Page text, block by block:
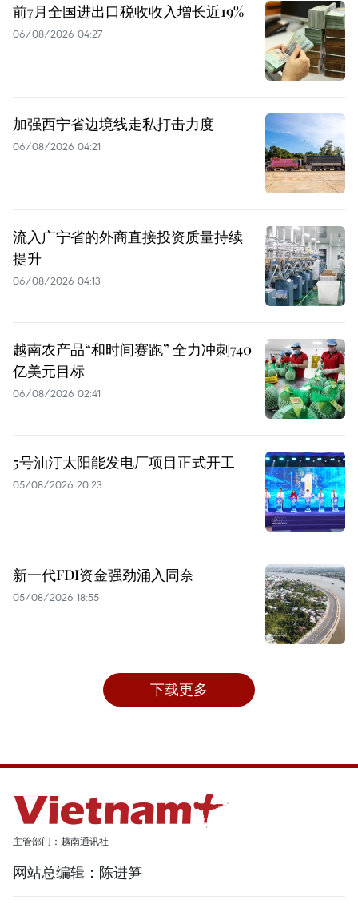
前7月全国进出口税收收入增长近19%
06/08/2026 04:27
加强西宁省边境线走私打击力度
06/08/2026 04:21
流入广宁省的外商直接投资质量持续
提升
06/08/2026 04:13
越南农产品“和时间赛跑” 全力冲刺740
亿美元目标
06/08/2026 02:41
5号油汀太阳能发电厂项目正式开工
05/08/2026 20:23
新一代FDI资金强劲涌入同奈
05/08/2026 18:55
下载更多
主管部门：越南通讯社
网站总编辑：陈进笋